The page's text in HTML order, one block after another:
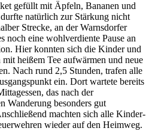
gefüllt mit Äpfeln, Bananen und
natürlich zur Stärkung nicht
Strecke, an der Warnsdorfer
noch eine wohlverdiente Pause an
Hier konnten sich die Kinder und
mit heißem Tee aufwärmen und neue
Nach rund 2,5 Stunden, trafen alle
ein. Dort wartete bereits
das nach der
Wanderung besonders gut
machten sich alle Kinder-
wieder auf den Heimweg.